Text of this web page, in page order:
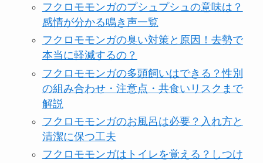
フクロモモンガのプシュプシュの意味は？
感情が分かる鳴き声一覧
フクロモモンガの臭い対策と原因！去勢で
本当に軽減するの？
フクロモモンガの多頭飼いはできる？性別
の組み合わせ・注意点・共食いリスクまで
解説
フクロモモンガのお風呂は必要？入れ方と
清潔に保つ工夫
フクロモモンガはトイレを覚える？しつけ